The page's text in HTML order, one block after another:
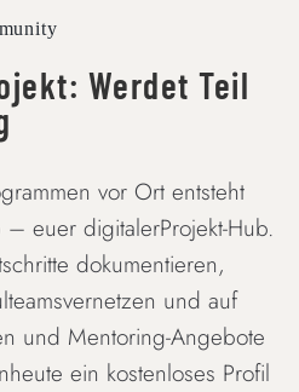
Werdet Teil
vor Ort entsteht
euer digitalerProjekt-Hub.
dokumentieren,
und auf
und Mentoring-Angebote
ein kostenloses Profil